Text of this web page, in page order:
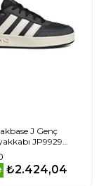
J Genç
JP9929
₺2.424,04